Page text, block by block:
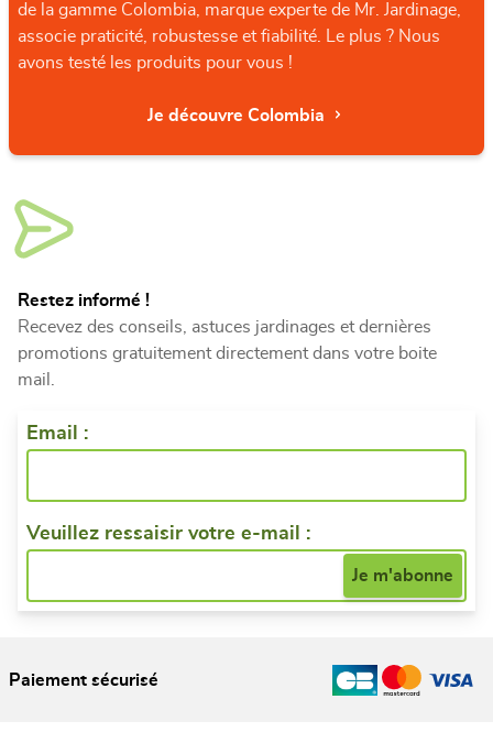
de la gamme Colombia, marque experte de Mr. Jardinage,
associe praticité, robustesse et fiabilité. Le plus ? Nous
avons testé les produits pour vous !
Je découvre Colombia
Restez informé !
Recevez des conseils, astuces jardinages et dernières
promotions gratuitement directement dans votre boite
mail.
Email :
Veuillez ressaisir votre e-mail :
Paiement sécurisé